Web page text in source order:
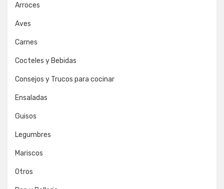
Arroces
Aves
Carnes
Cocteles y Bebidas
Consejos y Trucos para cocinar
Ensaladas
Guisos
Legumbres
Mariscos
Otros